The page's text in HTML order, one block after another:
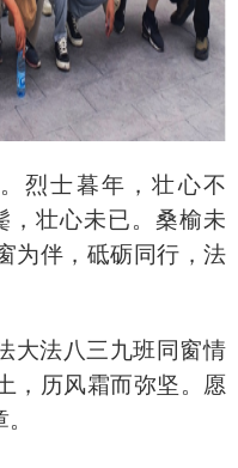
烈士暮年，壮心不
，壮心未已。桑榆未
为伴，砥砺同行，法
大法八三九班同窗情
，历风霜而弥坚。愿